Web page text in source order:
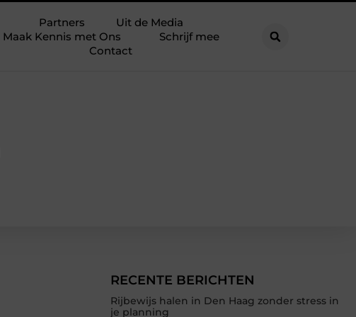
Partners
Uit de Media
Maak Kennis met Ons
Schrijf mee
Contact
RECENTE BERICHTEN
Rijbewijs halen in Den Haag zonder stress in
je planning